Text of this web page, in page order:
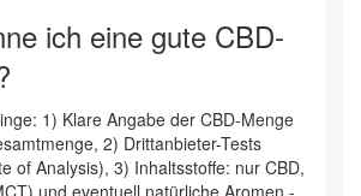
ich eine gute CBD-
1) Klare Angabe der CBD-Menge
2) Drittanbieter-Tests
of Analysis), 3) Inhaltsstoffe: nur CBD,